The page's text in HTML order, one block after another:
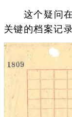
这个疑问在
关键的档案记